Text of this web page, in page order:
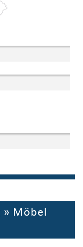
» Möbel